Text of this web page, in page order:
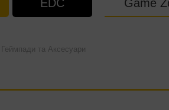
EDC Game
Геймпади та Аксесуари